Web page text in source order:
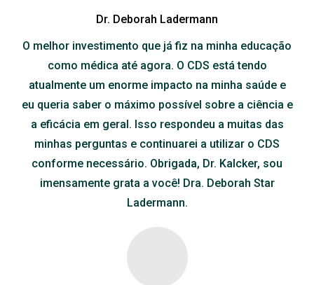
Dr. Deborah Ladermann
O melhor investimento que já fiz na minha educação
como médica até agora. O CDS está tendo
atualmente um enorme impacto na minha saúde e
eu queria saber o máximo possível sobre a ciência e
a eficácia em geral. Isso respondeu a muitas das
minhas perguntas e continuarei a utilizar o CDS
conforme necessário. Obrigada, Dr. Kalcker, sou
imensamente grata a você! Dra. Deborah Star
Ladermann.